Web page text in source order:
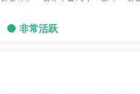
非常活跃